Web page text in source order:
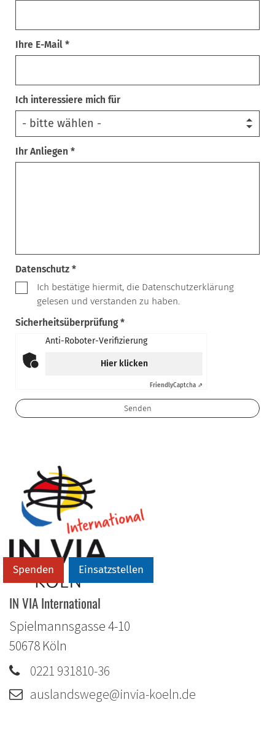
Ihre E-Mail *
Ich interessiere mich für
Ihr Anliegen *
Datenschutz *
Ich bestätige hiermit, die Datenschutzerklärung
gelesen und verstanden zu haben.
Sicherheitsüberprüfung *
Anti-Roboter-Verifizierung
Hier klicken
FriendlyCaptcha ⇗
Spenden Einsatzstellen
IN VIA International
Spielmannsgasse 4-10
50678 Köln
0221 931810-36
auslandswege@invia-koeln.de